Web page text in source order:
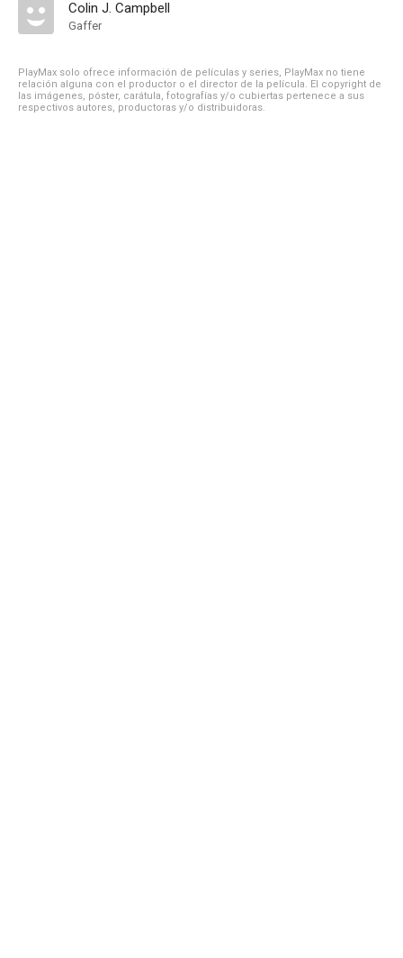
Colin J. Campbell
Gaffer
PlayMax solo ofrece información de películas y series, PlayMax no tiene
relación alguna con el productor o el director de la película. El copyright de
las imágenes, póster, carátula, fotografías y/o cubiertas pertenece a sus
respectivos autores, productoras y/o distribuidoras.